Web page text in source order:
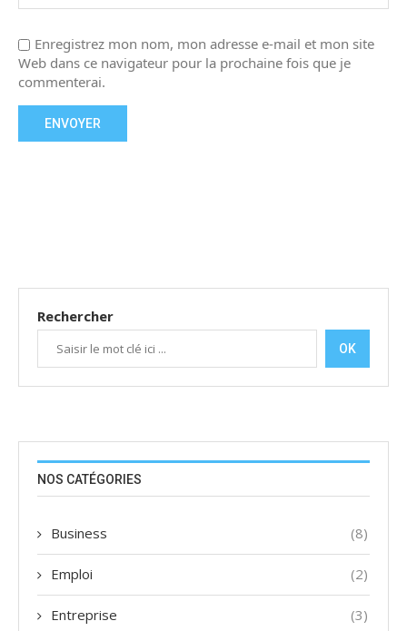
Enregistrez mon nom, mon adresse e-mail et mon site
Web dans ce navigateur pour la prochaine fois que je
commenterai.
Rechercher
OK
NOS CATÉGORIES
Business (8)
Emploi (2)
Entreprise (3)